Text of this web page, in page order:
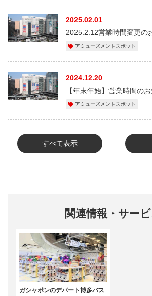
2025.02.01
2025.2.12営業時間変更の
アミューズメントスポット
2024.12.20
【年末年始】営業時間の
アミューズメントスポット
すべて表示
関連情報・サー
ガシャポンのデパート博多バス